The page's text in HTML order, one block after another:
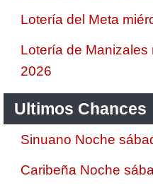
Lotería del Meta
Lotería de
2026
Ultimos Chances
Sinuano Noche
Caribeña Noche